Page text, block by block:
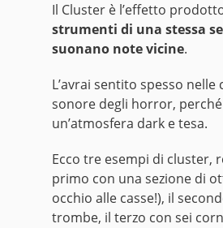
Il Cluster è l’effetto
strumenti di una stessa
suonano note vicine.
L’avrai sentito spesso nelle
sonore degli horror,
un’atmosfera dark e tesa.
Ecco tre esempi di cluster,
primo con una sezione di
occhio alle casse!), il
trombe, il terzo con sei